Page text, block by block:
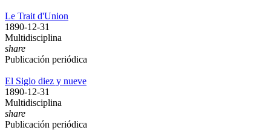
Le Trait d'Union
1890-12-31
Multidisciplina
share
Publicación periódica
El Siglo diez y nueve
1890-12-31
Multidisciplina
share
Publicación periódica